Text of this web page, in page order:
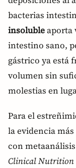
bacterias
insolubleaporta
intestino sano,
gástrico ya está
volumen sin
molestias en
Para el
la evidencia
con
Clinical Nutrition